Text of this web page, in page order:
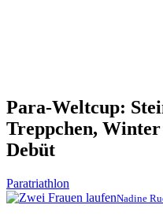
Para-Weltcup:
Treppchen,
Debüt
Paratriathlon
Nadine